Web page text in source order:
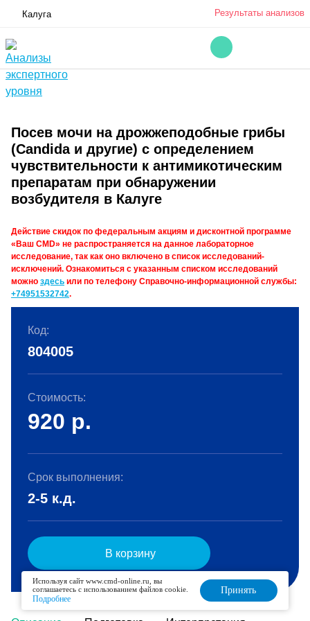
Калуга Результаты анализов
Посев мочи на дрожжеподобные грибы
(Candidа и другие) с определением
чувствительности к антимикотическим
препаратам при обнаружении
возбудителя в Калуге
Действие скидок по федеральным акциям и дисконтной программе
«Ваш CMD» не распространяется на данное лабораторное
исследование, так как оно включено в список исследований-
исключений. Ознакомиться с указанным списком исследований
можно здесь или по телефону Справочно-информационной службы:
+74951532742.
Код:
804005
Стоимость:
920 р.
Срок выполнения:
2-5 к.д.
В корзину
Используя сайт www.cmd-online.ru, вы
соглашаетесь с использованием файлов cookie.
Подробнее
Принять